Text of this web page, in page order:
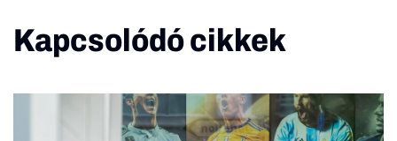
Kapcsolódó cikkek